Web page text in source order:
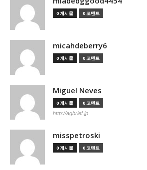
0 게시물 0 코멘트
micahdeberry6
0 게시물 0 코멘트
Miguel Neves
0 게시물 0 코멘트
http://agbrief.jp
misspetroski
0 게시물 0 코멘트